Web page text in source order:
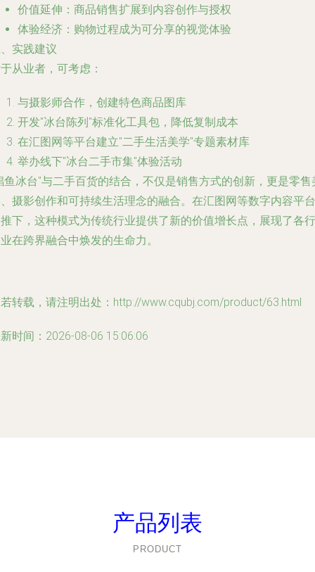
价值延伸：商品销售扩展到内容创作与授权
体验经济：购物过程成为可分享的视觉体验
实践建议
从业者，可考虑：
与摄影师合作，创建特色商品图库
开发"冰台陈列"标准化工具包，降低复制成本
在汇图网等平台建立"二手生活美学"专题素材库
举办线下"冰台二手市集"体验活动
鱼冰台"与二手百货的结合，不仅是销售方式的创新，更是零售
摄影创作和可持续生活理念的融合。在汇图网等数字内容平台
下，这种模式为传统行业提供了新的价值增长点，展现了各行
在跨界融合中焕发的生命力。
转载，请注明出处：http://www.cqubj.com/product/63.html
时间：2026-08-06 15:06:06
产品列表
PRODUCT